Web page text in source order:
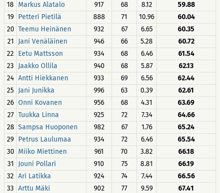
18
Markus Alatalo 917 68 8.12
59.88
19
Petteri Pietilä 888 71 10.96
60.04
20 Teemu Heinänen 932 67 6.65
60.35
21
Jani Venäläinen 946 66 5.28
60.72
22 Eetu Mattsson 934 68 6.46
61.54
23 Jaakko Ollila 940 68 5.87
62.13
24 Antti Hiekkanen 933 69 6.56
62.44
25 Jani Junikka 996 63 0.39
62.61
26 Onni Kovanen 956 68 4.31
63.69
27 Tuukka Linna 925 72 7.34
64.66
28 Sampsa Huoponen 982 67 1.76
65.24
29 Petrus Laulumaa 934 72 6.46
65.54
30 Miiko Miettinen 961 70 3.82
66.18
31
Jouni Pollari 910 75 8.81
66.19
32 Ari Latikka 924 74 7.44
66.56
33 Arttu Mäki 902 77 9.59
67.41